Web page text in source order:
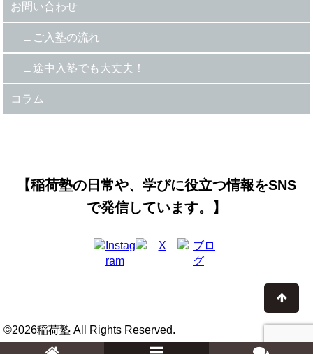
お問い合わせ
ご入塾の流れ
途中入塾でも大丈夫！
コラム
【稲荷塾の日常や、学びに役立つ情報をSNS
で発信しています。】
©2026稲荷塾 All Rights Reserved.